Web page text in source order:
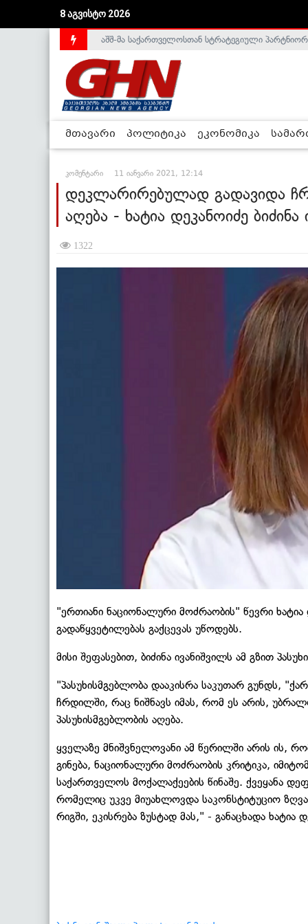
8 აგვისტო 2026
საქართველოს დე-ფაქტო მთავრობა
აშშ-მა საქართველოსთან სტრატეგიული
მთავარი პოლიტიკა ეკონომიკა
კომენტარი 11 იანვარი 2021, 12:14
დეკლარირებულად გადავიდა
აღება - ხატია დეკანოიძე ბიძინა
1322
"ერთიანი ნაციონალური მოძრაობის" წევრი ხატია
გადაწყვეტილებას გაქცევას უწოდებს.
მისი შეფასებით, ბიძინა ივანიშვილს ამ გზით
"პასუხისმგებლობა დააკისრა საკუთარ გუნდს,
ჩრდილში, რაც ნიშნავს იმას, რომ ეს არის,
პასუხისმგებლობის აღება.
ყველაზე მნიშვნელოვანი ამ წერილში არის ის,
გინება, ნაციონალური მოძრაობის კრიტიკა,
საქართველოს მოქალაქეების წინაშე. ქვეყანა
რომელიც უკვე მიუახლოვდა საკონსტიტუციო
რიგში, ეკისრება ზუსტად მას," - განაცხადა ხატია